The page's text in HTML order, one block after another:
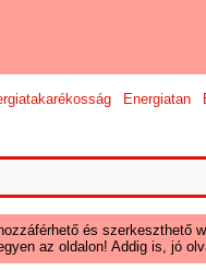
Energiatan
és szerkeszthető
az oldalon! Addig is, jó